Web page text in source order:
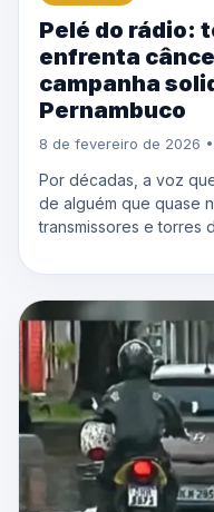
Pelé do rádio:
enfrenta
campanha
Pernambuco
8 de fevereiro de 2026
Por décadas, a voz
de alguém que quase
transmissores e torres